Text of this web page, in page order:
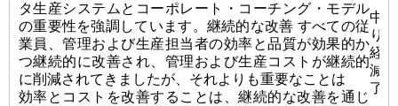
タ生産システムとコーポレート・コーチング・モデル
の重要性を強調しています。継続的な改善 すべての従
業員、管理および生産担当者の効率と品質が効果的か
つ継続的に改善され、管理および生産コストが継続的
に削減されてきましたが、それよりも重要なことは
効率とコストを改善することは、継続的な改善を通じ
中
り
経
減
了